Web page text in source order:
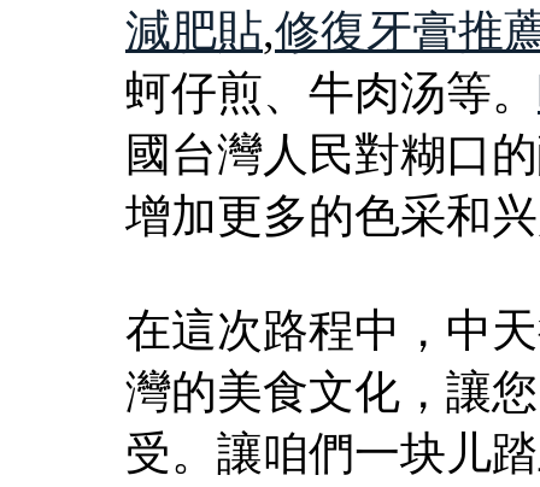
減肥貼,修復牙膏推
蚵仔煎、牛肉汤等。
國台灣人民對糊口
增加更多的色采和
在這次路程中，中
灣的美食文化，讓
受。讓咱們一块儿